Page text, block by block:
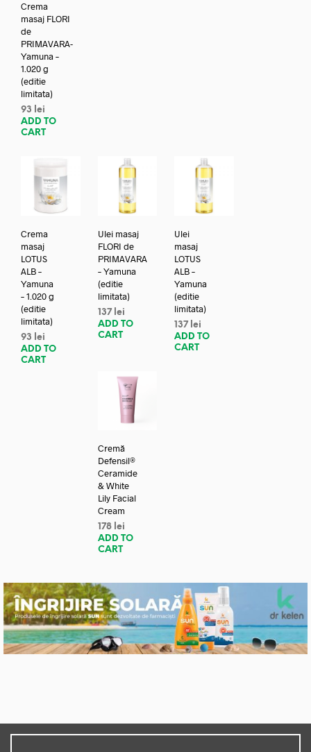
Crema
masaj FLORI
de
PRIMAVARA-
Yamuna –
1.020 g
(editie
limitata)
93
lei
ADD TO
CART
Crema
masaj
LOTUS
ALB –
Yamuna
– 1.020 g
(editie
limitata)
93
lei
ADD TO
CART
Ulei masaj
FLORI de
PRIMAVARA
– Yamuna
(editie
limitata)
137 lei
ADD TO
CART
Ulei
masaj
LOTUS
ALB –
Yamuna
(editie
limitata)
137 lei
ADD TO
CART
Cremă
Defensil®
Ceramide
& White
Lily Facial
Cream
178 lei
ADD TO
CART